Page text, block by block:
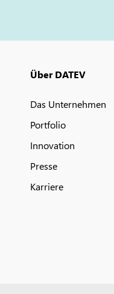
Über DATEV
Das Unternehmen
Portfolio
Innovation
Presse
Karriere